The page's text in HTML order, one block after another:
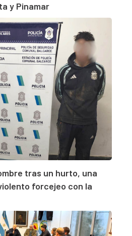
y Pinamar
tras un hurto, una
forcejeo con la